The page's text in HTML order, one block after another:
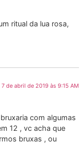
ritual da lua rosa,
7 de abril de 2019 às 9:15 AM
com algumas
12 , vc acha que
bruxas , ou